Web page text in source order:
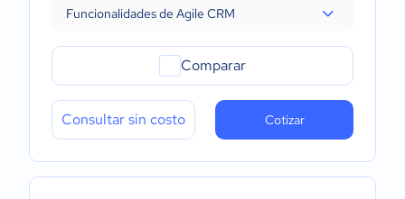
Funcionalidades de Agile CRM
Comparar
Consultar sin costo Cotizar